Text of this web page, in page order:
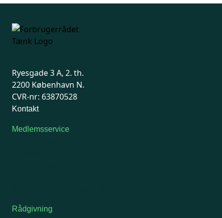
Ryesgade 3 A, 2. th.
2200 København N.
CVR-nr: 63870528
Kontakt
Medlemsservice
Rådgivning